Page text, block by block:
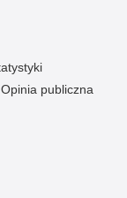
Opinia publiczna